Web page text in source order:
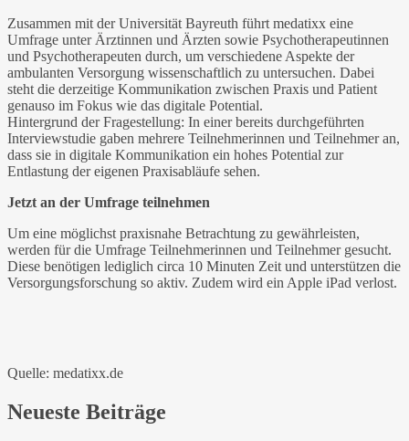
Zusammen mit der Universität Bayreuth führt medatixx eine
Umfrage unter Ärztinnen und Ärzten sowie Psychotherapeutinnen
und Psychotherapeuten durch, um verschiedene Aspekte der
ambulanten Versorgung wissenschaftlich zu untersuchen. Dabei
steht die derzeitige Kommunikation zwischen Praxis und Patient
genauso im Fokus wie das digitale Potential.
Hintergrund der Fragestellung: In einer bereits durchgeführten
Interviewstudie gaben mehrere Teilnehmerinnen und Teilnehmer an,
dass sie in digitale Kommunikation ein hohes Potential zur
Entlastung der eigenen Praxisabläufe sehen.
Jetzt an der Umfrage teilnehmen
Um eine möglichst praxisnahe Betrachtung zu gewährleisten,
werden für die Umfrage Teilnehmerinnen und Teilnehmer gesucht.
Diese benötigen lediglich circa 10 Minuten Zeit und unterstützen die
Versorgungsforschung so aktiv. Zudem wird ein Apple iPad verlost.
Quelle: medatixx.de
Neueste Beiträge